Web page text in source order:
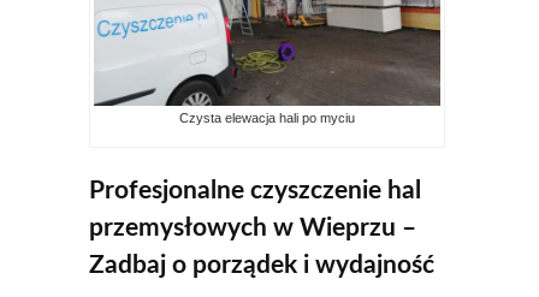
Czysta elewacja hali po myciu
Profesjonalne czyszczenie hal
przemysłowych w Wieprzu –
Zadbaj o porządek i wydajność